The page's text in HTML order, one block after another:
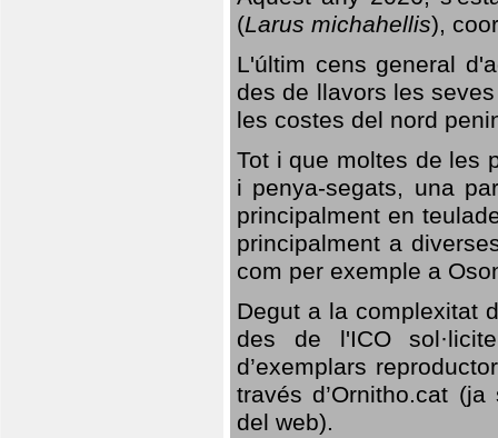
(Larus michahellis),
L'últim cens general
des de llavors les
les costes del nord
Tot i que moltes de les
i penya-segats, una
principalment en
principalment a
com per exemple a
Degut a la complexitat
des de l'ICO
d’exemplars
través d’Ornitho.cat
del web).